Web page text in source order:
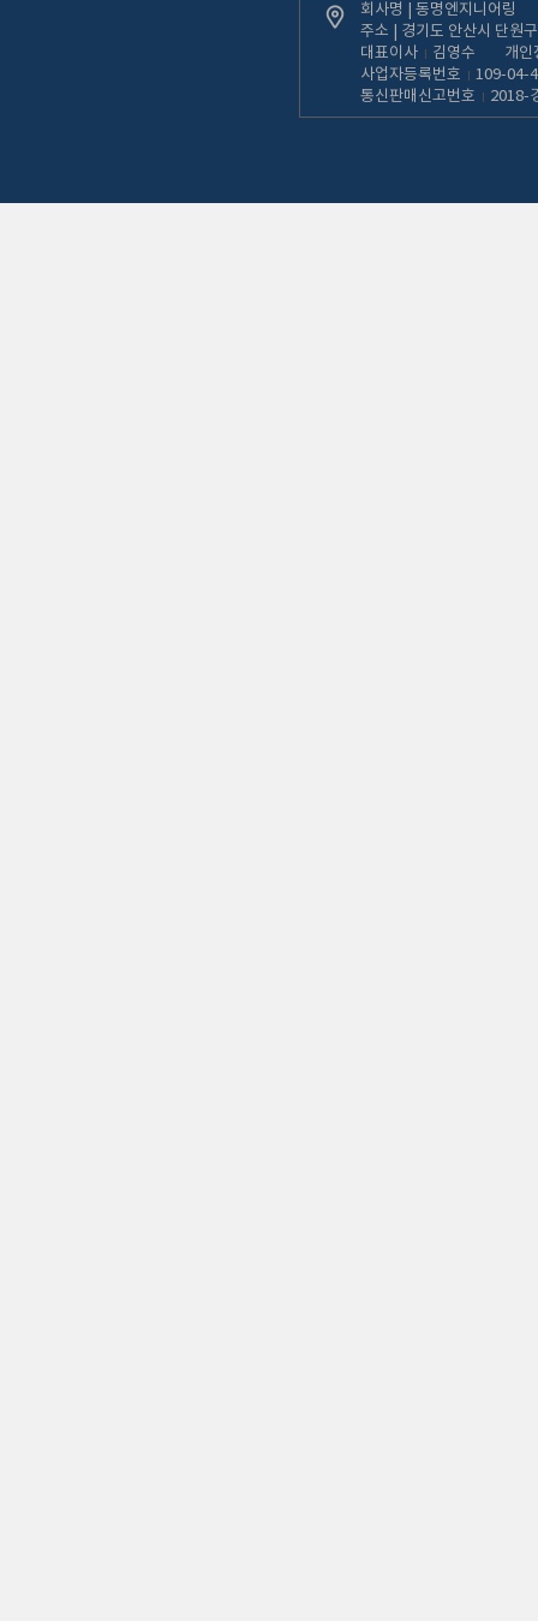
회사명 | 동명엔지니어링
주소 | 경기도 안산시 단원
대표이사
김영수
개인
사업자등록번호
109-04-
통신판매신고번호
2018-